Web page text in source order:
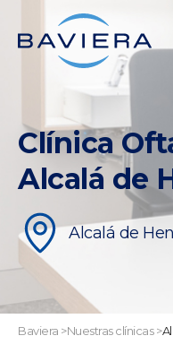
Clínica
Alcalá de
Alcalá de
Baviera >Nuestras clínicas>